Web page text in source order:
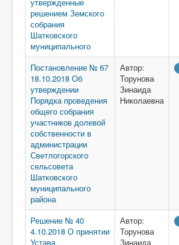
решением Земского
собрания
Шатковского
муниципального
Постановление № 67
18.10.2018 Об
утверждении
Порядка проведения
общего собрания
участников долевой
собственности в
администрации
Светлогорского
сельсовета
Шатковского
муниципального
района
Автор:
Торунова
Зинаида
Николаевна
Решение № 40
4.10.2018 О принятии
Устава
Автор:
Торунова
Зинаида